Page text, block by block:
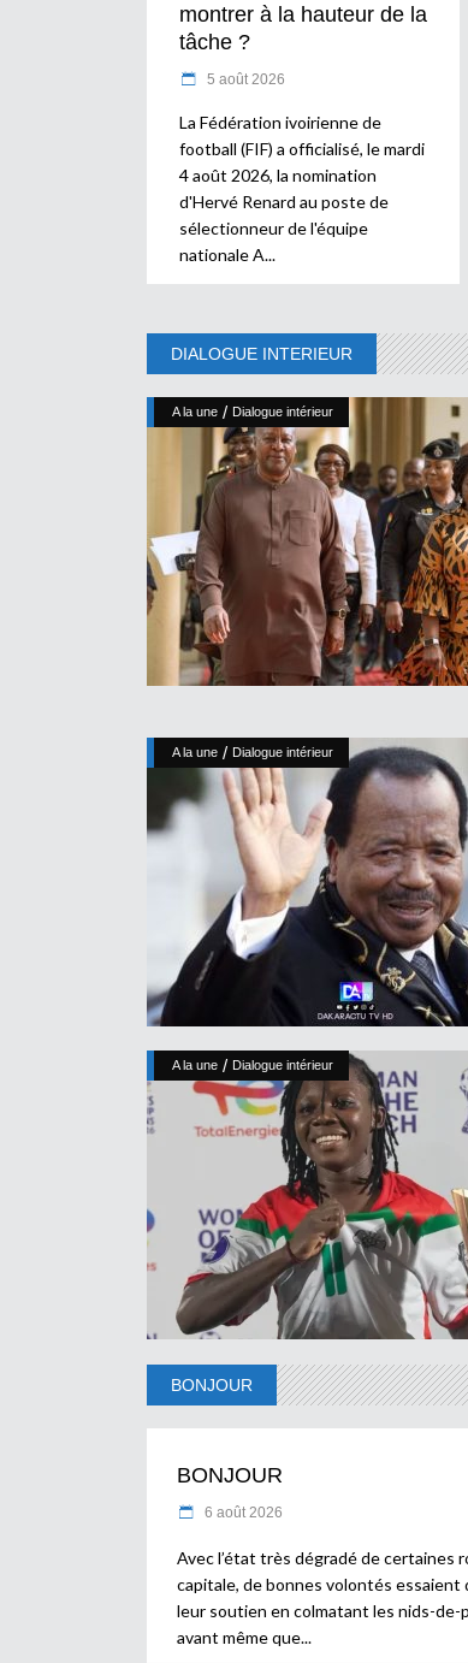
montrer à la hauteur de la
tâche ?
5 août 2026
La Fédération ivoirienne de
football (FIF) a officialisé, le mardi
4 août 2026, la nomination
d'Hervé Renard au poste de
sélectionneur de l'équipe
nationale A
DIALOGUE INTERIEUR
A la une / Dialogue intérieur
A la une / Dialogue intérieur
A la une / Dialogue intérieur
BONJOUR
BONJOUR
6 août 2026
Avec l’état très dégradé de certaines
capitale, de bonnes volontés essaient
leur soutien en colmatant les nids-de-
avant même que